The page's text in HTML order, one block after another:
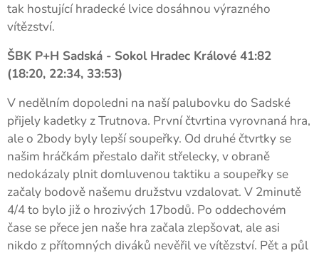
tak hostující hradecké lvice dosáhnou výrazného
vítězství.
ŠBK P+H Sadská - Sokol Hradec Králové 41:82
(18:20, 22:34, 33:53)
V nedělním dopoledni na naší palubovku do Sadské
přijely kadetky z Trutnova. První čtvrtina vyrovnaná hra,
ale o 2body byly lepší soupeřky. Od druhé čtvrtky se
našim hráčkám přestalo dařit střelecky, v obraně
nedokázaly plnit domluvenou taktiku a soupeřky se
začaly bodově našemu družstvu vzdalovat. V 2minutě
4/4 to bylo již o hrozivých 17bodů. Po oddechovém
čase se přece jen naše hra začala zlepšovat, ale asi
nikdo z přítomných diváků nevěřil ve vítězství. Pět a půl